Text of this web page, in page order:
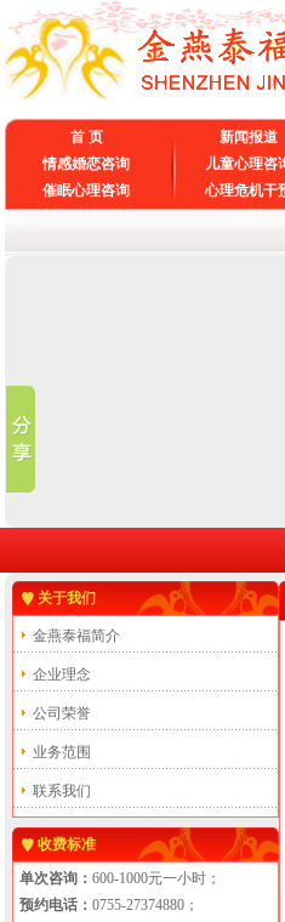
首 页 新闻报道
情感婚恋咨询
儿童心理咨
催眠心理咨询
心理危机干
关于我们
金燕泰福简介
企业理念
公司荣誉
业务范围
联系我们
收费标准
单次咨询： 600-1000元一小时；
预约电话： 0755-27374880；